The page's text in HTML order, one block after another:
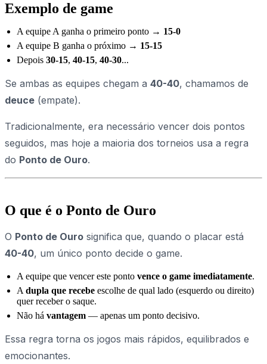
Exemplo de game
A equipe A ganha o primeiro ponto → 15-0
A equipe B ganha o próximo → 15-15
Depois 30-15, 40-15, 40-30...
Se ambas as equipes chegam a 40-40, chamamos de
deuce (empate).
Tradicionalmente, era necessário vencer dois pontos
seguidos, mas hoje a maioria dos torneios usa a regra
do Ponto de Ouro.
O que é o Ponto de Ouro
O Ponto de Ouro significa que, quando o placar está
40-40, um único ponto decide o game.
A equipe que vencer este ponto vence o game imediatamente.
A dupla que recebe escolhe de qual lado (esquerdo ou direito)
quer receber o saque.
Não há vantagem — apenas um ponto decisivo.
Essa regra torna os jogos mais rápidos, equilibrados e
emocionantes.